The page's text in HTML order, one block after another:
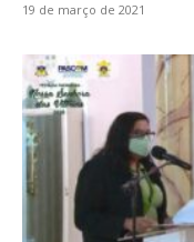
19 de março de 2021